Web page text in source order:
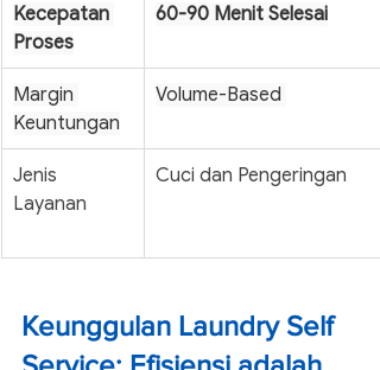
Kecepatan
Proses
60-90 Menit Selesai
Margin
Keuntungan
Volume-Based
Jenis
Layanan
Cuci dan Pengeringan
Keunggulan Laundry Self